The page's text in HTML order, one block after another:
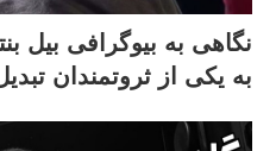
نگاهی به بیوگرافی بیل
به یکی از ثروتمندان